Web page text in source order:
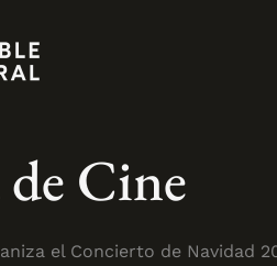
Cine
el Concierto de Navidad